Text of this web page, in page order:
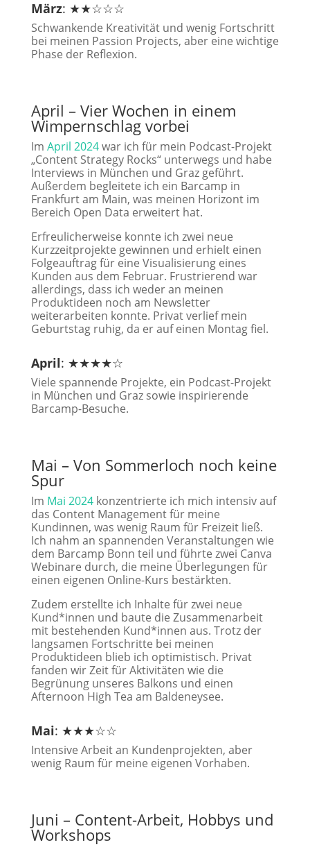
März: ★★☆☆☆
Schwankende Kreativität und wenig Fortschritt
bei meinen Passion Projects, aber eine wichtige
Phase der Reflexion.
April – Vier Wochen in einem
Wimpernschlag vorbei
Im April 2024war ich für mein Podcast-Projekt
„Content Strategy Rocks“ unterwegs und habe
Interviews in München und Graz geführt.
Außerdem begleitete ich ein Barcamp in
Frankfurt am Main, was meinen Horizont im
Bereich Open Data erweitert hat.
Erfreulicherweise konnte ich zwei neue
Kurzzeitprojekte gewinnen und erhielt einen
Folgeauftrag für eine Visualisierung eines
Kunden aus dem Februar. Frustrierend war
allerdings, dass ich weder an meinen
Produktideen noch am Newsletter
weiterarbeiten konnte. Privat verlief mein
Geburtstag ruhig, da er auf einen Montag fiel.
April: ★★★★☆
Viele spannende Projekte, ein Podcast-Projekt
in München und Graz sowie inspirierende
Barcamp-Besuche.
Mai – Von Sommerloch noch keine
Spur
Im Mai 2024konzentrierte ich mich intensiv auf
das Content Management für meine
Kundinnen, was wenig Raum für Freizeit ließ.
Ich nahm an spannenden Veranstaltungen wie
dem Barcamp Bonn teil und führte zwei Canva
Webinare durch, die meine Überlegungen für
einen eigenen Online-Kurs bestärkten.
Zudem erstellte ich Inhalte für zwei neue
Kund*innen und baute die Zusammenarbeit
mit bestehenden Kund*innen aus. Trotz der
langsamen Fortschritte bei meinen
Produktideen blieb ich optimistisch. Privat
fanden wir Zeit für Aktivitäten wie die
Begrünung unseres Balkons und einen
Afternoon High Tea am Baldeneysee.
Mai: ★★★☆☆
Intensive Arbeit an Kundenprojekten, aber
wenig Raum für meine eigenen Vorhaben.
Juni – Content-Arbeit, Hobbys und
Workshops